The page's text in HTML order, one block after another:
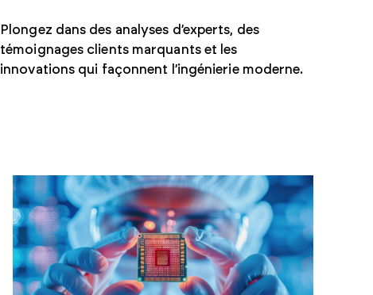
Plongez dans des analyses d’experts, des
témoignages clients marquants et les
innovations qui façonnent l’ingénierie moderne.